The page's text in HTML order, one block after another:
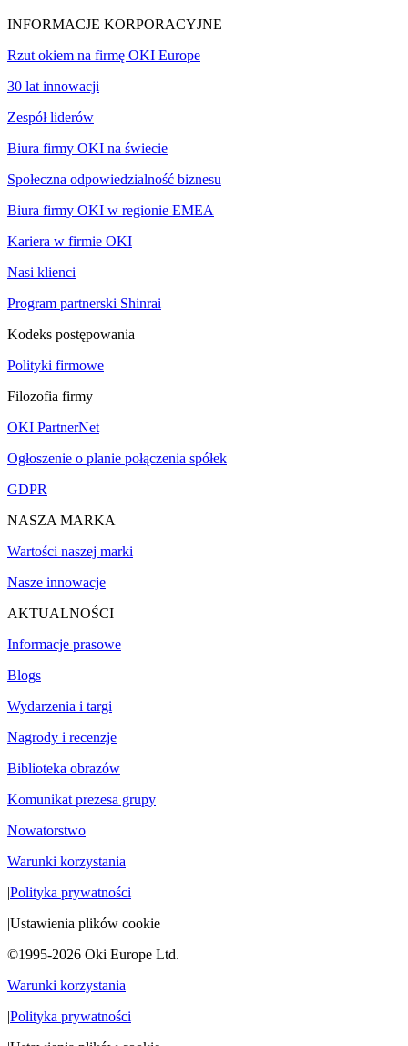
INFORMACJE KORPORACYJNE
Rzut okiem na firmę OKI Europe
30 lat innowacji
Zespół liderów
Biura firmy OKI na świecie
Społeczna odpowiedzialność biznesu
Biura firmy OKI w regionie EMEA
Kariera w firmie OKI
Nasi klienci
Program partnerski Shinrai
Kodeks postępowania
Polityki firmowe
Filozofia firmy
OKI PartnerNet
Ogłoszenie o planie połączenia spółek
GDPR
NASZA MARKA
Wartości naszej marki
Nasze innowacje
AKTUALNOŚCI
Informacje prasowe
Blogs
Wydarzenia i targi
Nagrody i recenzje
Biblioteka obrazów
Komunikat prezesa grupy
Nowatorstwo
Warunki korzystania
|Polityka prywatności
|Ustawienia plików cookie
©1995-2026 Oki Europe Ltd.
Warunki korzystania
|Polityka prywatności